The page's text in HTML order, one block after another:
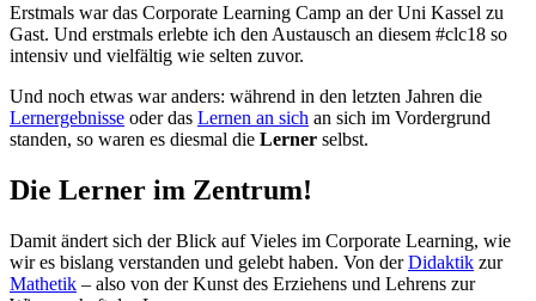
Erstmals war das Corporate Learning Camp an der Uni Kassel zu
Gast. Und erstmals erlebte ich den Austausch an diesem #clc18 so
intensiv und vielfältig wie selten zuvor.
Und noch etwas war anders: während in den letzten Jahren die
Lernergebnisse oder das Lernen an sich an sich im Vordergrund
standen, so waren es diesmal die Lerner selbst.
Die Lerner im Zentrum!
Damit ändert sich der Blick auf Vieles im Corporate Learning, wie
wir es bislang verstanden und gelebt haben. Von derDidaktik zur
Mathetik – also von der Kunst des Erziehens und Lehrens zur